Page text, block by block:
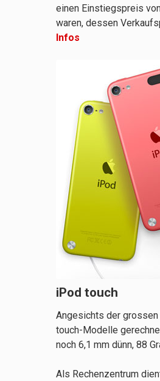
einen Einstiegspreis
waren, dessen
Infos
iPod touch
Angesichts der
touch-Modelle
noch 6,1 mm dünn, 88
Als Rechenzentrum